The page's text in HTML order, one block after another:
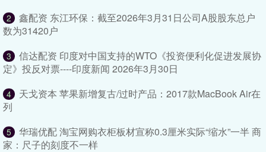
2
鑫配资 东江环保：截至2026年3月31日公司A股股东总户
数为31420户
3
信达配资 印度对中国支持的WTO《投资便利化促进发展协
定》投反对票----印度新闻 2026年3月30日
4
天戈资本 苹果新增复古/过时产品：2017款MacBook Air在
列
5
华瑞优配 淘宝网购衣柜板材宣称0.3厘米实际“缩水”一半 商
家：尺子的刻度不一样